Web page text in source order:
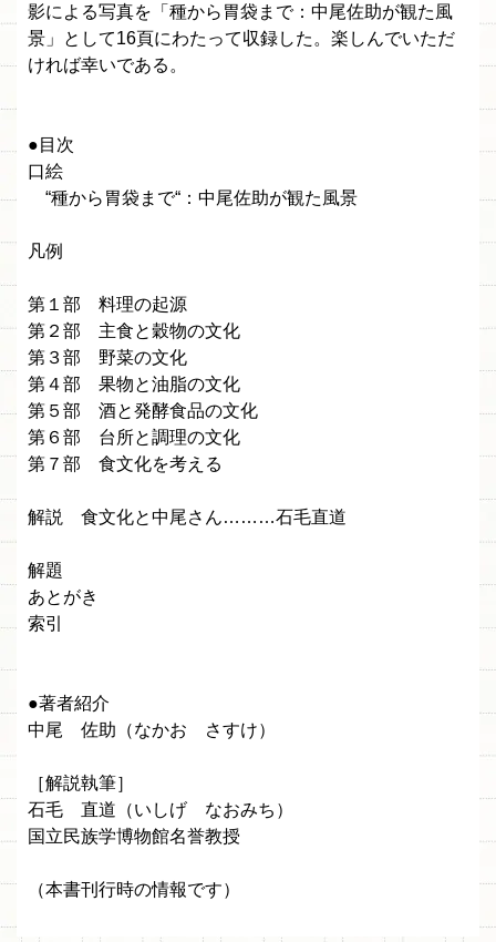
影による写真を「種から胃袋まで：中尾佐助が観た風
景」として16頁にわたって収録した。楽しんでいただ
ければ幸いである。
●目次
口絵
“種から胃袋まで“：中尾佐助が観た風景
凡例
第１部 料理の起源
第２部 主食と穀物の文化
第３部 野菜の文化
第４部 果物と油脂の文化
第５部 酒と発酵食品の文化
第６部 台所と調理の文化
第７部 食文化を考える
解説 食文化と中尾さん………石毛直道
解題
あとがき
索引
●著者紹介
中尾 佐助（なかお さすけ）
［解説執筆］
石毛 直道（いしげ なおみち）
国立民族学博物館名誉教授
（本書刊行時の情報です）